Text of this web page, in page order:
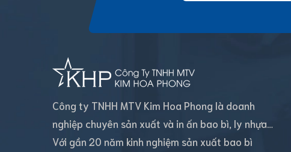
Công ty TNHH MTV Kim Hoa Phong là doanh
nghiệp chuyên sản xuất và in ấn bao bì, ly nhựa…
Với gần 20 năm kinh nghiệm sản xuất bao bì